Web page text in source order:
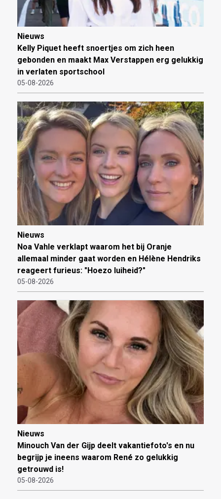
Nieuws
Kelly Piquet heeft snoertjes om zich heen
gebonden en maakt Max Verstappen erg gelukkig
in verlaten sportschool
05-08-2026
Nieuws
Noa Vahle verklapt waarom het bij Oranje
allemaal minder gaat worden en Hélène Hendriks
reageert furieus: "Hoezo luiheid?"
05-08-2026
Nieuws
Minouch Van der Gijp deelt vakantiefoto's en nu
begrijp je ineens waarom René zo gelukkig
getrouwd is!
05-08-2026